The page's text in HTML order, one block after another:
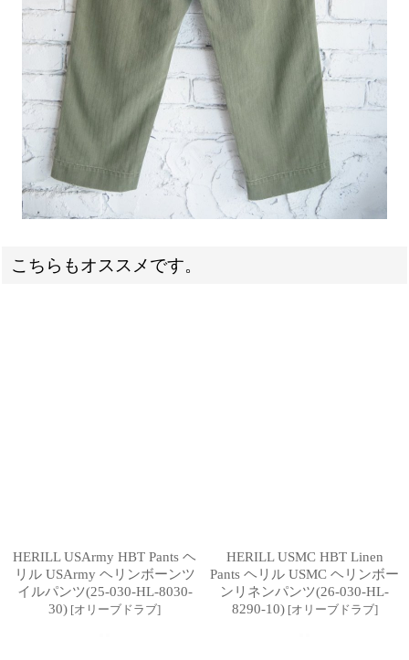
こちらもオススメです。
HERILL USArmy HBT Pants ヘ
リル USArmy ヘリンボーンツ
イルパンツ(25-030-HL-8030-
30) [オリーブドラブ]
HERILL USMC HBT Linen
Pants ヘリル USMC ヘリンボー
ンリネンパンツ(26-030-HL-
8290-10) [オリーブドラブ]